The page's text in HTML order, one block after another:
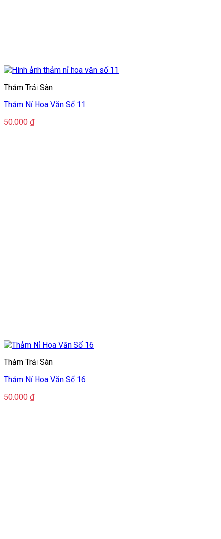
Thảm Trải Sàn
Thảm Nỉ Hoa Văn Số 11
50.000 ₫
Thảm Trải Sàn
Thảm Nỉ Hoa Văn Số 16
50.000 ₫